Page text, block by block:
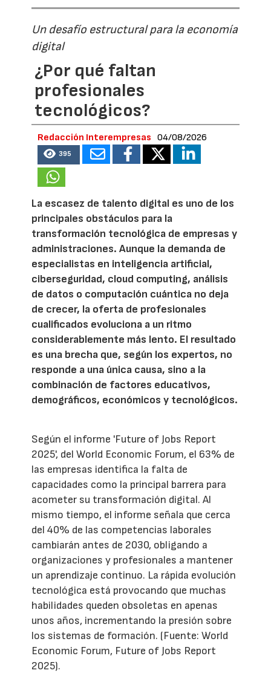
Un desafío estructural para la economía
digital
¿Por qué faltan
profesionales
tecnológicos?
Redacción Interempresas 04/08/2026
395
La escasez de talento digital es uno de los
principales obstáculos para la
transformación tecnológica de empresas y
administraciones. Aunque la demanda de
especialistas en inteligencia artificial,
ciberseguridad, cloud computing, análisis
de datos o computación cuántica no deja
de crecer, la oferta de profesionales
cualificados evoluciona a un ritmo
considerablemente más lento. El resultado
es una brecha que, según los expertos, no
responde a una única causa, sino a la
combinación de factores educativos,
demográficos, económicos y tecnológicos.
Según el informe 'Future of Jobs Report
2025', del World Economic Forum, el 63% de
las empresas identifica la falta de
capacidades como la principal barrera para
acometer su transformación digital. Al
mismo tiempo, el informe señala que cerca
del 40% de las competencias laborales
cambiarán antes de 2030, obligando a
organizaciones y profesionales a mantener
un aprendizaje continuo. La rápida evolución
tecnológica está provocando que muchas
habilidades queden obsoletas en apenas
unos años, incrementando la presión sobre
los sistemas de formación. (Fuente: World
Economic Forum, Future of Jobs Report
2025).